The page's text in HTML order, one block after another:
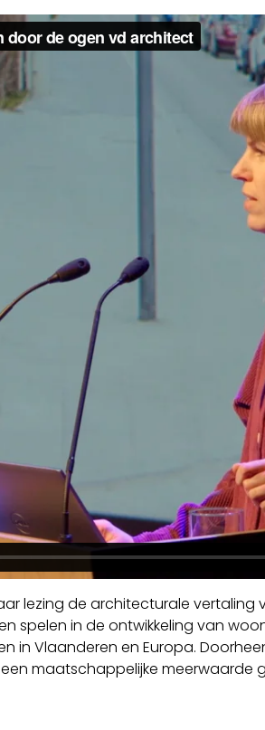
lezing de architecturale
spelen in de ontwikkeling van
in Vlaanderen en Europa.
maatschappelijke meerwaarde